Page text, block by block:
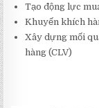
Tạo động lực
Khuyến khích
Xây dựng mối
hàng (CLV)